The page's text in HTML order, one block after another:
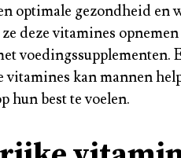
optimale gezondheid en
deze vitamines
voedingssupplementen.
kan mannen
hun best te voelen.